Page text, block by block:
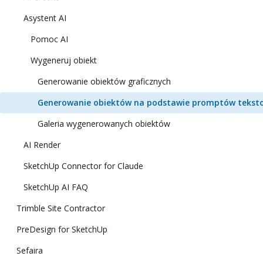
Asystent AI
Pomoc AI
Wygeneruj obiekt
Generowanie obiektów graficznych
Generowanie obiektów na podstawie promptów
Galeria wygenerowanych obiektów
AI Render
SketchUp Connector for Claude
SketchUp AI FAQ
Trimble Site Contractor
PreDesign for SketchUp
Sefaira